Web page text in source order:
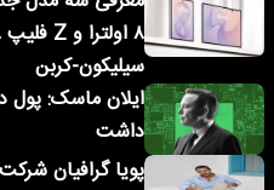
سیلیکون-کربن
داشت
پویا گرافیان